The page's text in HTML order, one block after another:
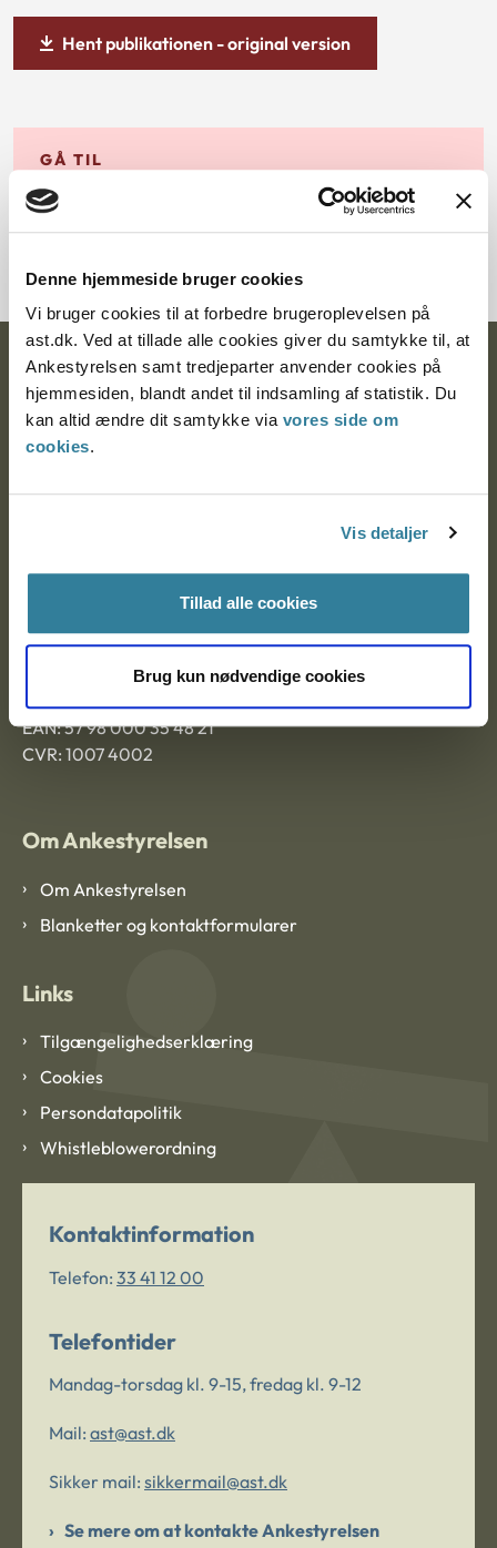
Denne hjemmeside bruger cookies
Vi bruger cookies til at forbedre brugeroplevelsen på
ast.dk. Ved at tillade alle cookies giver du samtykke til, at
Ankestyrelsen samt tredjeparter anvender cookies på
hjemmesiden, blandt andet til indsamling af statistik. Du
kan altid ændre dit samtykke via vores side om
cookies.
Vis detaljer
Tillad alle cookies
Brug kun nødvendige cookies
Hent publikationen - original version
GÅ TIL
Arbejdsmiljø-klagenævnet
Ankestyrelsen
Postadresse:
9000 Aalborg
Ankestyrelsen Aalborg
Ankestyrelsen København
EAN: 57 98 000 35 48 21
CVR: 1007 4002
Om Ankestyrelsen
Om Ankestyrelsen
Blanketter og kontaktformularer
Links
Tilgængelighedserklæring
Cookies
Persondatapolitik
Whistleblowerordning
Kontaktinformation
Telefon: 33 41 12 00
Telefontider
Mandag-torsdag kl. 9-15, fredag kl. 9-12
Mail: ast@ast.dk
Sikker mail: sikkermail@ast.dk
Se mere om at kontakte Ankestyrelsen